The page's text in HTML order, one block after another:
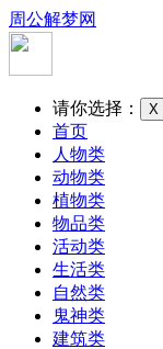
周公解梦网
请你选择： X
首页
人物类
动物类
植物类
物品类
活动类
生活类
自然类
鬼神类
建筑类